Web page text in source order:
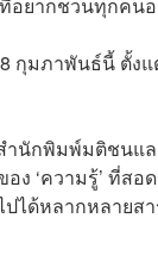
กุมภาพันธ์นี้ ตั้ง
นักพิมพ์มติชนแ
‘ความรู้’ ที่สอ
ได้หลากหลาย